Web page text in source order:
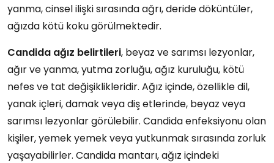
yanma, cinsel ilişki sırasında ağrı, deride döküntüler,
ağızda kötü koku görülmektedir.
Candida ağız belirtileri, beyaz ve sarımsı lezyonlar,
ağır ve yanma, yutma zorluğu, ağız kuruluğu, kötü
nefes ve tat değişiklikleridir. Ağız içinde, özellikle dil,
yanak içleri, damak veya diş etlerinde, beyaz veya
sarımsı lezyonlar görülebilir. Candida enfeksiyonu olan
kişiler, yemek yemek veya yutkunmak sırasında zorluk
yaşayabilirler. Candida mantarı, ağız içindeki